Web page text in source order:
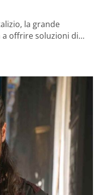
la grande
a offrire soluzioni di…